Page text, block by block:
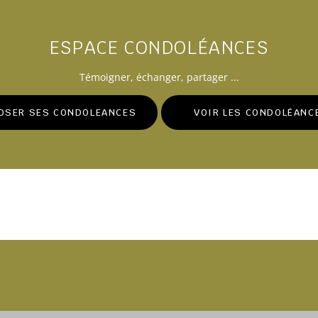
ESPACE CONDOLÉANCES
Témoigner, échanger, partager ...
SES CONDOLEANCES VOIR LES